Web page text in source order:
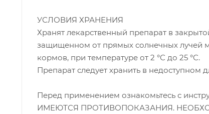
УСЛОВИЯ ХРАНЕНИЯ
Хранят лекарственный препарат в
защищенном от прямых солнечных лучей
кормов, при температуре от 2 °С до 25 °С.
Препарат следует хранить в недоступном
Перед применением ознакомьтесь с
ИМЕЮТСЯ ПРОТИВОПОКАЗАНИЯ.